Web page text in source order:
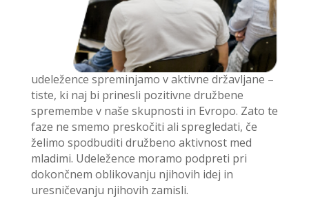
udeležence spreminjamo v aktivne državljane –
tiste, ki naj bi prinesli pozitivne družbene
spremembe v naše skupnosti in Evropo. Zato te
faze ne smemo preskočiti ali spregledati, če
želimo spodbuditi družbeno aktivnost med
mladimi. Udeležence moramo podpreti pri
dokončnem oblikovanju njihovih idej in
uresničevanju njihovih zamisli.